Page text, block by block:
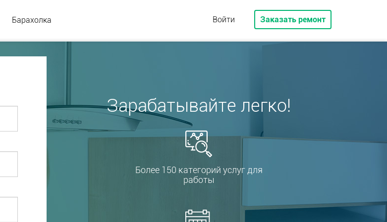
Барахолка Войти Заказать ремонт
Зарабатывайте легко!
Более 150 категорий услуг для
работы